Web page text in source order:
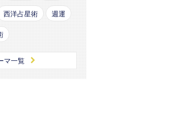
西洋占星術 週運
マ一覧